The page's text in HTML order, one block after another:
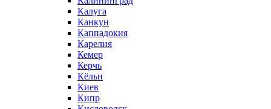
Калуга
Канкун
Каппадокия
Карелия
Кемер
Керчь
Кёльн
Киев
Кипр